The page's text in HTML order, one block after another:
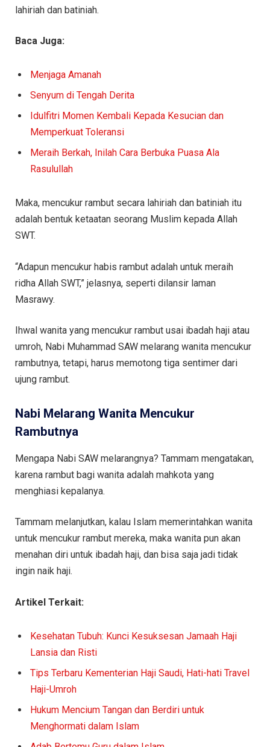
lahiriah dan batiniah.
Baca Juga:
Menjaga Amanah
Senyum di Tengah Derita
Idulfitri Momen Kembali Kepada Kesucian dan
Memperkuat Toleransi
Meraih Berkah, Inilah Cara Berbuka Puasa Ala
Rasulullah
Maka, mencukur rambut secara lahiriah dan batiniah itu
adalah bentuk ketaatan seorang Muslim kepada Allah
SWT.
“Adapun mencukur habis rambut adalah untuk meraih
ridha Allah SWT,” jelasnya, seperti dilansir laman
Masrawy.
Ihwal wanita yang mencukur rambut usai ibadah haji atau
umroh, Nabi Muhammad SAW melarang wanita mencukur
rambutnya, tetapi, harus memotong tiga sentimer dari
ujung rambut.
Nabi Melarang Wanita Mencukur
Rambutnya
Mengapa Nabi SAW melarangnya? Tammam mengatakan,
karena rambut bagi wanita adalah mahkota yang
menghiasi kepalanya.
Tammam melanjutkan, kalau Islam memerintahkan wanita
untuk mencukur rambut mereka, maka wanita pun akan
menahan diri untuk ibadah haji, dan bisa saja jadi tidak
ingin naik haji.
Artikel Terkait:
Kesehatan Tubuh: Kunci Kesuksesan Jamaah Haji
Lansia dan Risti
Tips Terbaru Kementerian Haji Saudi, Hati-hati Travel
Haji-Umroh
Hukum Mencium Tangan dan Berdiri untuk
Menghormati dalam Islam